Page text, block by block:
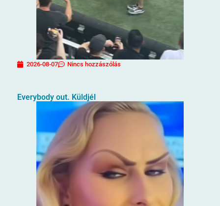
2026-08-07 Nincs hozzászólás
Everybody out. Küldjél